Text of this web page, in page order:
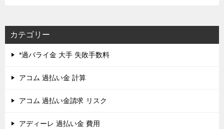
カテゴリー
*過バライ金 大手 失敗手数料
アコム 過払い金 計算
アコム 過払い金請求 リスク
アディーレ 過払い金 費用